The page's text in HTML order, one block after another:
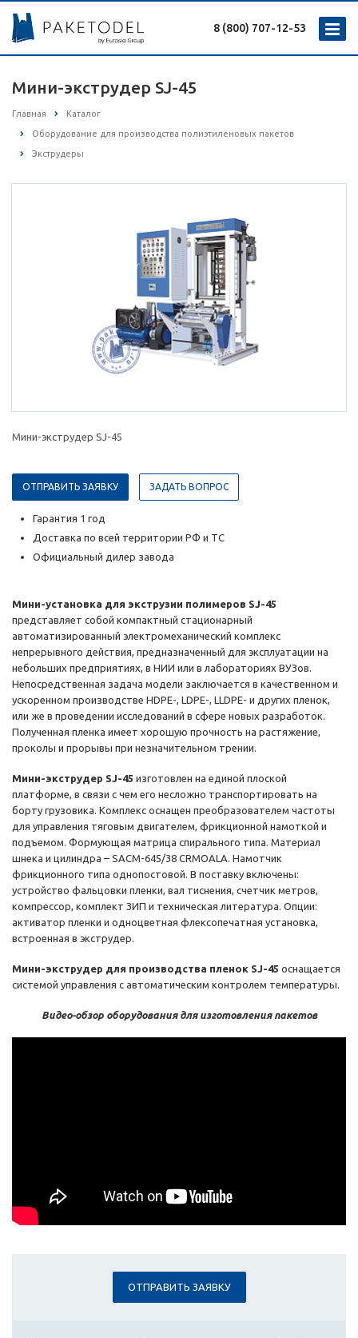
8 (800) 707-12-53
Мини-экструдер SJ-45
Главная Каталог
Оборудование для производства полиэтиленовых пакетов
Экструдеры
Мини-экструдер SJ-45
ОТПРАВИТЬ ЗАЯВКУ ЗАДАТЬ ВОПРОС
Гарантия 1 год
Доставка по всей территории РФ и ТС
Официальный дилер завода
Мини-установка для экструзии полимеров SJ-45
представляет собой компактный стационарный
автоматизированный электромеханический комплекс
непрерывного действия, предназначенный для эксплуатации на
небольших предприятиях, в НИИ или в лабораториях ВУЗов.
Непосредственная задача модели заключается в качественном и
ускоренном производстве HDPE-, LDPE-, LLDPE- и других пленок,
или же в проведении исследований в сфере новых разработок.
Полученная пленка имеет хорошую прочность на растяжение,
проколы и прорывы при незначительном трении.
Мини-экструдер SJ-45 изготовлен на единой плоской
платформе, в связи с чем его несложно транспортировать на
борту грузовика. Комплекс оснащен преобразователем частоты
для управления тяговым двигателем, фрикционной намоткой и
подъемом. Формующая матрица спирального типа. Материал
шнека и цилиндра – SACM-645/38 CRMOALA. Намотчик
фрикционного типа однопостовой. В поставку включены:
устройство фальцовки пленки, вал тиснения, счетчик метров,
компрессор, комплект ЗИП и техническая литература. Опции:
активатор пленки и одноцветная флексопечатная установка,
встроенная в экструдер.
Мини-экструдер для производства пленок SJ-45 оснащается
системой управления с автоматическим контролем температуры.
Видео-обзор оборудования для изготовления пакетов
ОТПРАВИТЬ ЗАЯВКУ